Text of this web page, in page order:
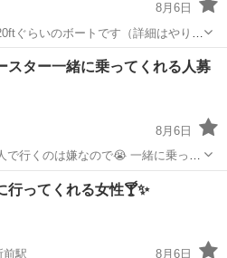
8月6日
ぐらいのボートです（詳細はやりと
をやっておられる方を優先したいと
ーの方や報酬の少ないテスターの方
釣り
スター一緒に乗ってくれる人募
8月6日
で行くのは嫌なので😭 一緒に乗って
夫です！
その他
行ってくれる女性🍸️✨
前駅
8月6日